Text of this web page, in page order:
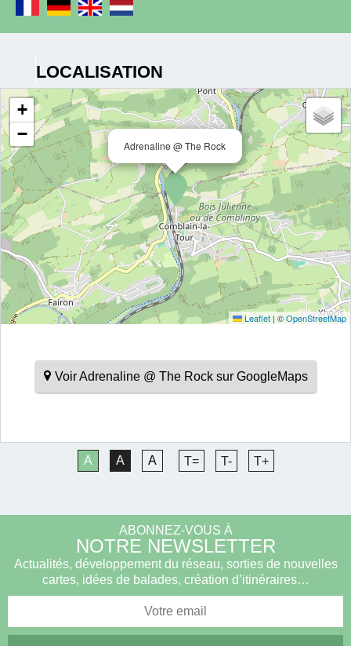
LOCALISATION
Adrenaline @ The Rock
+
−
Leaflet | ©OpenStreetMap
Voir Adrenaline @ The Rock sur GoogleMaps
A A A T= T- T+
ABONNEZ-VOUS À
NOTRE NEWSLETTER
Actualités, développement du réseau, sorties de nouvelles
cartes, idées de balades, création d’itinéraires…